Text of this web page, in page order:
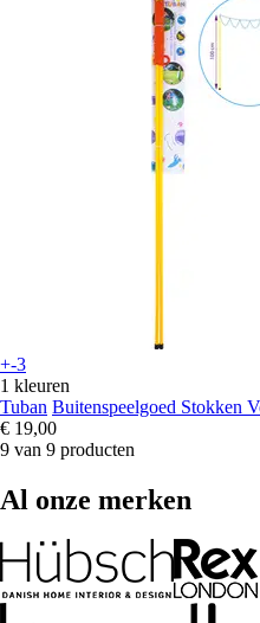
+-3
1 kleuren
Tuban Buitenspeelgoed Stokken
€ 19,00
9 van 9 producten
Al onze merken